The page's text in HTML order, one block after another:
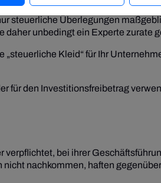
steuerliche Überlegungen
unbedingt ein Experte zurate
Kleid“ für Ihr
für den Investitionsfreibetrag
bei ihrer
nachkommen, haften